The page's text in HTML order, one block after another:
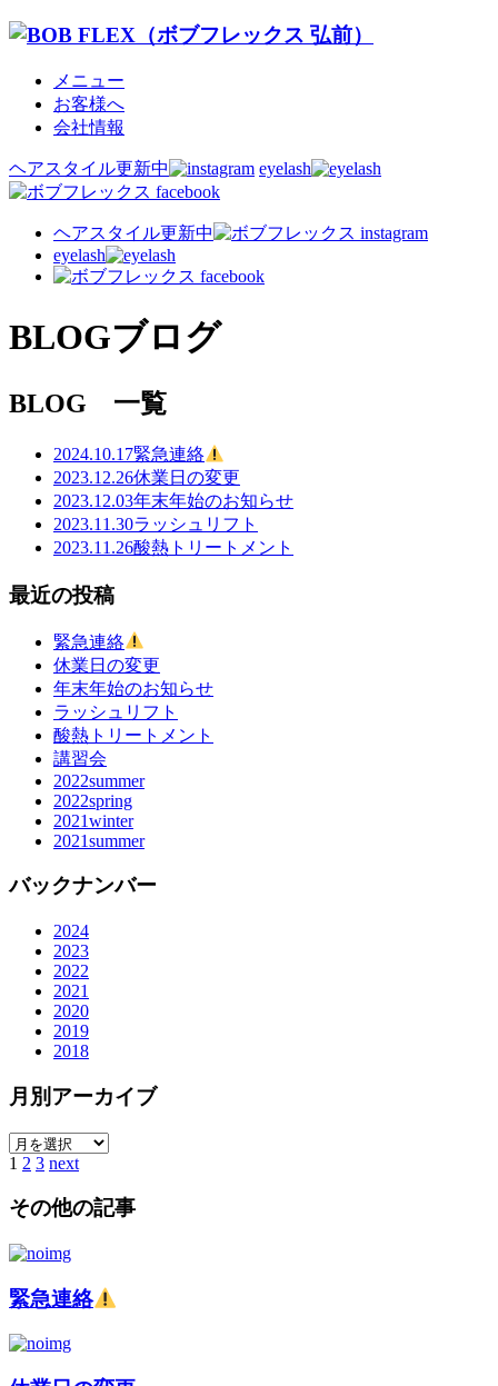
メニュー
お客様へ
会社情報
ヘアスタイル更新中 eyelash
ヘアスタイル更新中
eyelash
BLOGブログ
BLOG 一覧
2024.10.17緊急連絡
2023.12.26休業日の変更
2023.12.03年末年始のお知らせ
2023.11.30ラッシュリフト
2023.11.26酸熱トリートメント
最近の投稿
緊急連絡
休業日の変更
年末年始のお知らせ
ラッシュリフト
酸熱トリートメント
講習会
2022summer
2022spring
2021winter
2021summer
バックナンバー
2024
2023
2022
2021
2020
2019
2018
月別アーカイブ
1 2 3 next
その他の記事
緊急連絡